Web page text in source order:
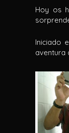
Hoy os
Iniciado
aventura